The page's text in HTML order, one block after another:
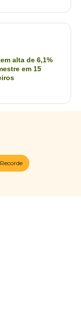
alta de 6,1%
em 15
Recorde